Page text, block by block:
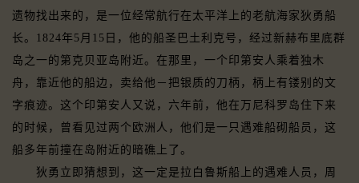
遗物找出来的，是一位经常航行在太平洋上的老航海家狄勇船
长。1824年5月15日，他的船圣巴土利克号，经过新赫布里底群
岛之一的第克贝亚岛附近。在那里，一个印第安人乘着独木
舟，靠近他的船边，卖给他－把银质的刀柄，柄上有镂别的文
字痕迹。这个印第安人又说，六年前，他在万尼科罗岛住下来
的时候，曾看见过两个欧洲人，他们是一只遇难船砌船员，这
船多年前撞在岛附近的暗礁上了。
狄勇立即猜想到，这一定是拉白鲁斯船上的遇难人员，周